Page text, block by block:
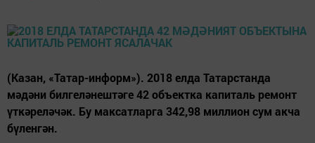
(Казан, «Татар-информ»). 2018 елда Татарстанда
мәдәни билгеләнештәге 42 объектка капиталь ремонт
үткәреләчәк. Бу максатларга 342,98 миллион сум акча
бүленгән.